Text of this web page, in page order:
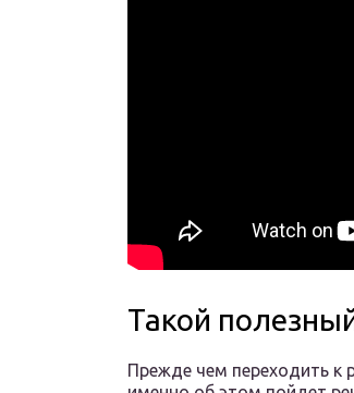
Такой
Прежде чем переходить